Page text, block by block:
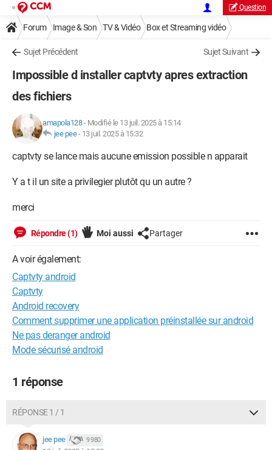
Question
Forum Image & Son TV & Vidéo Box et Streaming vidéo
Sujet Précédent Sujet Suivant
Impossible d installer captvty apres extraction
des fichiers
amapola128- Modifié le 13 juil. 2025 à 15:14
jee pee- 13 juil. 2025 à 15:32
captvty se lance mais aucune emission possible n apparait
Y a t il un site a privilegier plutôt qu un autre ?
merci
Répondre (1) Moi aussi Partager
A voir également:
Captvty android
Captvty
Android recovery
Comment supprimer une application préinstallée sur android
Ne pas deranger android
Mode sécurisé android
1 réponse
RÉPONSE 1 / 1
jee pee 9 980